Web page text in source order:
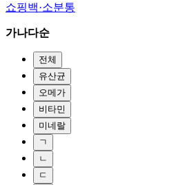
쇼핑백·소분통
가나다순
전체
유산균
오메가
비타민
미네랄
ㄱ
ㄴ
ㄷ